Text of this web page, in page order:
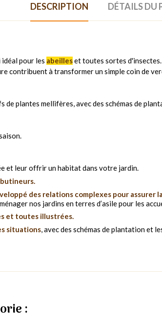
DESCRIPTION DÉTAILS DU
pour les abeilleset toutes sortes
contribuent à transformer un simple coin de
de plantes mellifères, avec des schémas de
et leur offrir un habitat dans votre jardin.
des relations complexes pour assurer
nos jardins en terres d’asile pour les
et toutes illustrées.
situations, avec des schémas de plantation et
: